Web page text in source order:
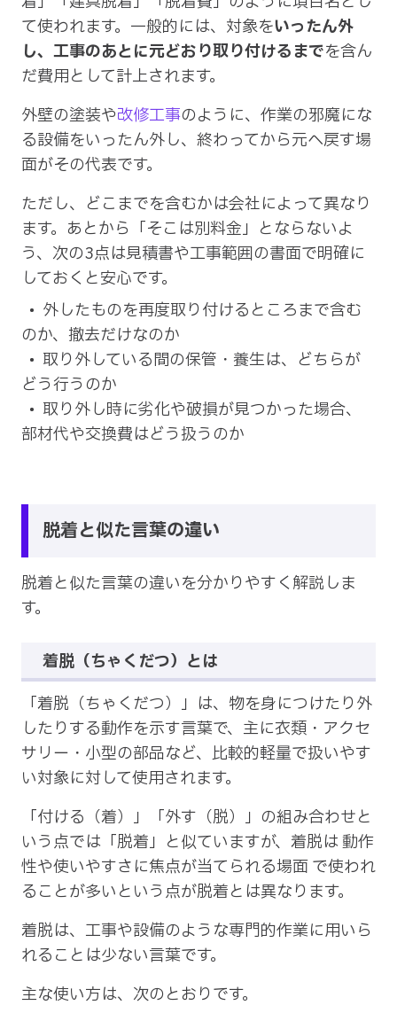
て使われます。一般的には、対象をいったん外
し、工事のあとに元どおり取り付けるまでを含ん
だ費用として計上されます。
外壁の塗装や改修工事のように、作業の邪魔にな
る設備をいったん外し、終わってから元へ戻す場
面がその代表です。
ただし、どこまでを含むかは会社によって異なり
ます。あとから「そこは別料金」とならないよ
う、次の3点は見積書や工事範囲の書面で明確に
しておくと安心です。
外したものを再度取り付けるところまで含む
のか、撤去だけなのか
取り外している間の保管・養生は、どちらが
どう行うのか
取り外し時に劣化や破損が見つかった場合、
部材代や交換費はどう扱うのか
脱着と似た言葉の違い
脱着と似た言葉の違いを分かりやすく解説しま
す。
着脱（ちゃくだつ）とは
「着脱（ちゃくだつ）」は、物を身につけたり外
したりする動作を示す言葉で、主に衣類・アクセ
サリー・小型の部品など、比較的軽量で扱いやす
い対象に対して使用されます。
「付ける（着）」「外す（脱）」の組み合わせと
いう点では「脱着」と似ていますが、着脱は 動作
性や使いやすさに焦点が当てられる場面 で使われ
ることが多いという点が脱着とは異なります。
着脱は、工事や設備のような専門的作業に用いら
れることは少ない言葉です。
主な使い方は、次のとおりです。